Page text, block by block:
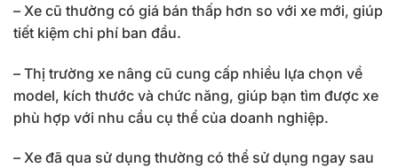
– Xe cũ thường có giá bán thấp hơn so với xe mới, giúp
tiết kiệm chi phí ban đầu.
– Thị trường xe nâng cũ cung cấp nhiều lựa chọn về
model, kích thước và chức năng, giúp bạn tìm được xe
phù hợp với nhu cầu cụ thể của doanh nghiệp.
– Xe đã qua sử dụng thường có thể sử dụng ngay sau